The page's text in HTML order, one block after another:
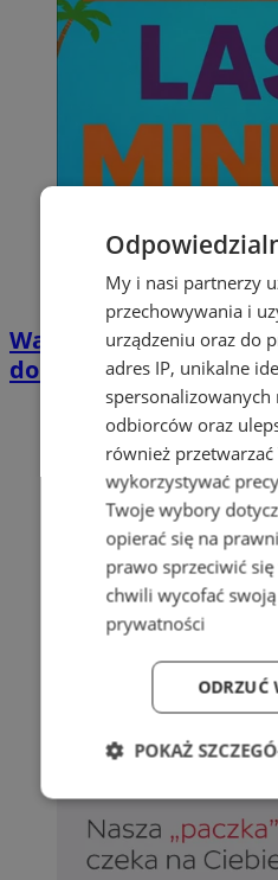
Wakacyjny
domkach
My i nasi partnerzy
przechowywania i
urządzeniu oraz do
adres IP, unikalne
odbiorców oraz
również
wykorzystywać
Twoje wybory
opierać się na
prawo sprzeciwić
chwili wycofać
prywatności
ODRZUĆ
POKAŻ
Niezbędne